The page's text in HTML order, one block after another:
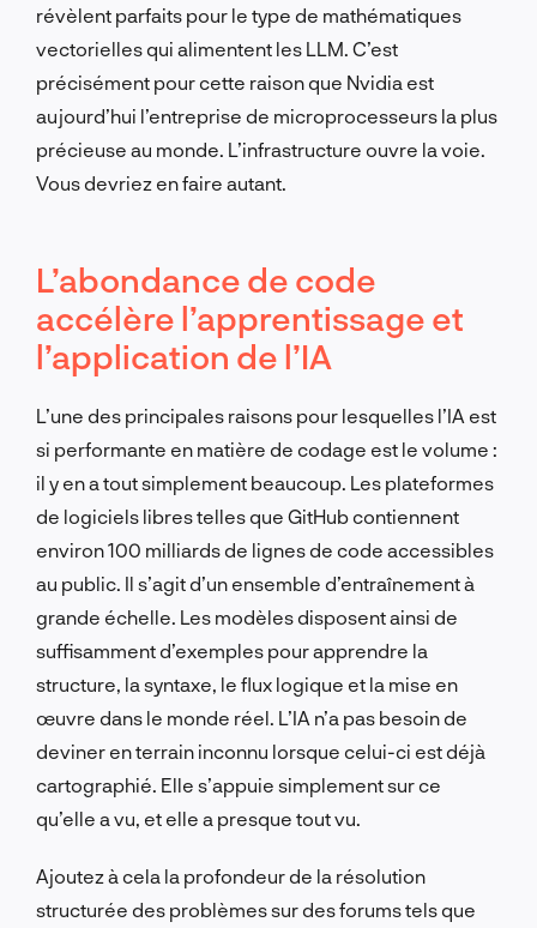
révèlent parfaits pour le type de mathématiques
vectorielles qui alimentent les LLM. C’est
précisément pour cette raison que Nvidia est
aujourd’hui l’entreprise de microprocesseurs la plus
précieuse au monde. L’infrastructure ouvre la voie.
Vous devriez en faire autant.
L’abondance de code
accélère l’apprentissage et
l’application de l’IA
L’une des principales raisons pour lesquelles l’IA est
si performante en matière de codage est le volume :
il y en a tout simplement beaucoup. Les plateformes
de logiciels libres telles que GitHub contiennent
environ 100 milliards de lignes de code accessibles
au public. Il s’agit d’un ensemble d’entraînement à
grande échelle. Les modèles disposent ainsi de
suffisamment d’exemples pour apprendre la
structure, la syntaxe, le flux logique et la mise en
œuvre dans le monde réel. L’IA n’a pas besoin de
deviner en terrain inconnu lorsque celui-ci est déjà
cartographié. Elle s’appuie simplement sur ce
qu’elle a vu, et elle a presque tout vu.
Ajoutez à cela la profondeur de la résolution
structurée des problèmes sur des forums tels que